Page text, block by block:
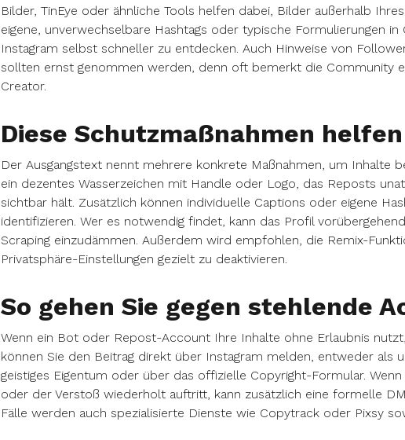
Bilder, TinEye oder ähnliche Tools helfen dabei, Bilder außerhalb
eigene, unverwechselbare Hashtags oder typische Formulierungen
Instagram selbst schneller zu entdecken. Auch Hinweise von
sollten ernst genommen werden, denn oft bemerkt die Community
Creator.
Diese Schutzmaßnahmen
Der Ausgangstext nennt mehrere konkrete Maßnahmen, um Inhalte
ein dezentes Wasserzeichen mit Handle oder Logo, das Reposts
sichtbar hält. Zusätzlich können individuelle Captions oder eigene
identifizieren. Wer es notwendig findet, kann das Profil
Scraping einzudämmen. Außerdem wird empfohlen, die Remix-
Privatsphäre-Einstellungen gezielt zu deaktivieren.
So gehen Sie gegen stehlende
Wenn ein Bot oder Repost-Account Ihre Inhalte ohne Erlaubnis
können Sie den Beitrag direkt über Instagram melden, entweder als
geistiges Eigentum oder über das offizielle Copyright-Formular.
oder der Verstoß wiederholt auftritt, kann zusätzlich eine formelle
Fälle werden auch spezialisierte Dienste wie Copytrack oder Pixsy